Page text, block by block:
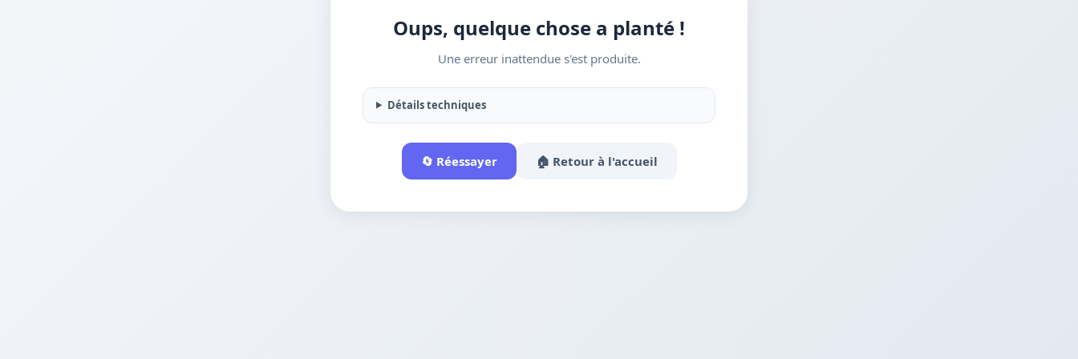
Oups, quelque chose a planté !
Une erreur inattendue s'est produite.
Détails techniques
🔄 Réessayer 🏠 Retour à l'accueil